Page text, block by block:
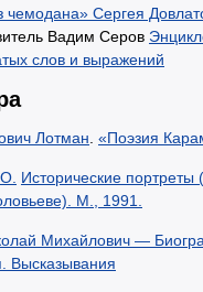
чемодана» Сергея
Вадим Серов
слов и выражений
Лотман «Поэзия
Исторические портреты
М., 1991.
Михайлович —
Высказывания